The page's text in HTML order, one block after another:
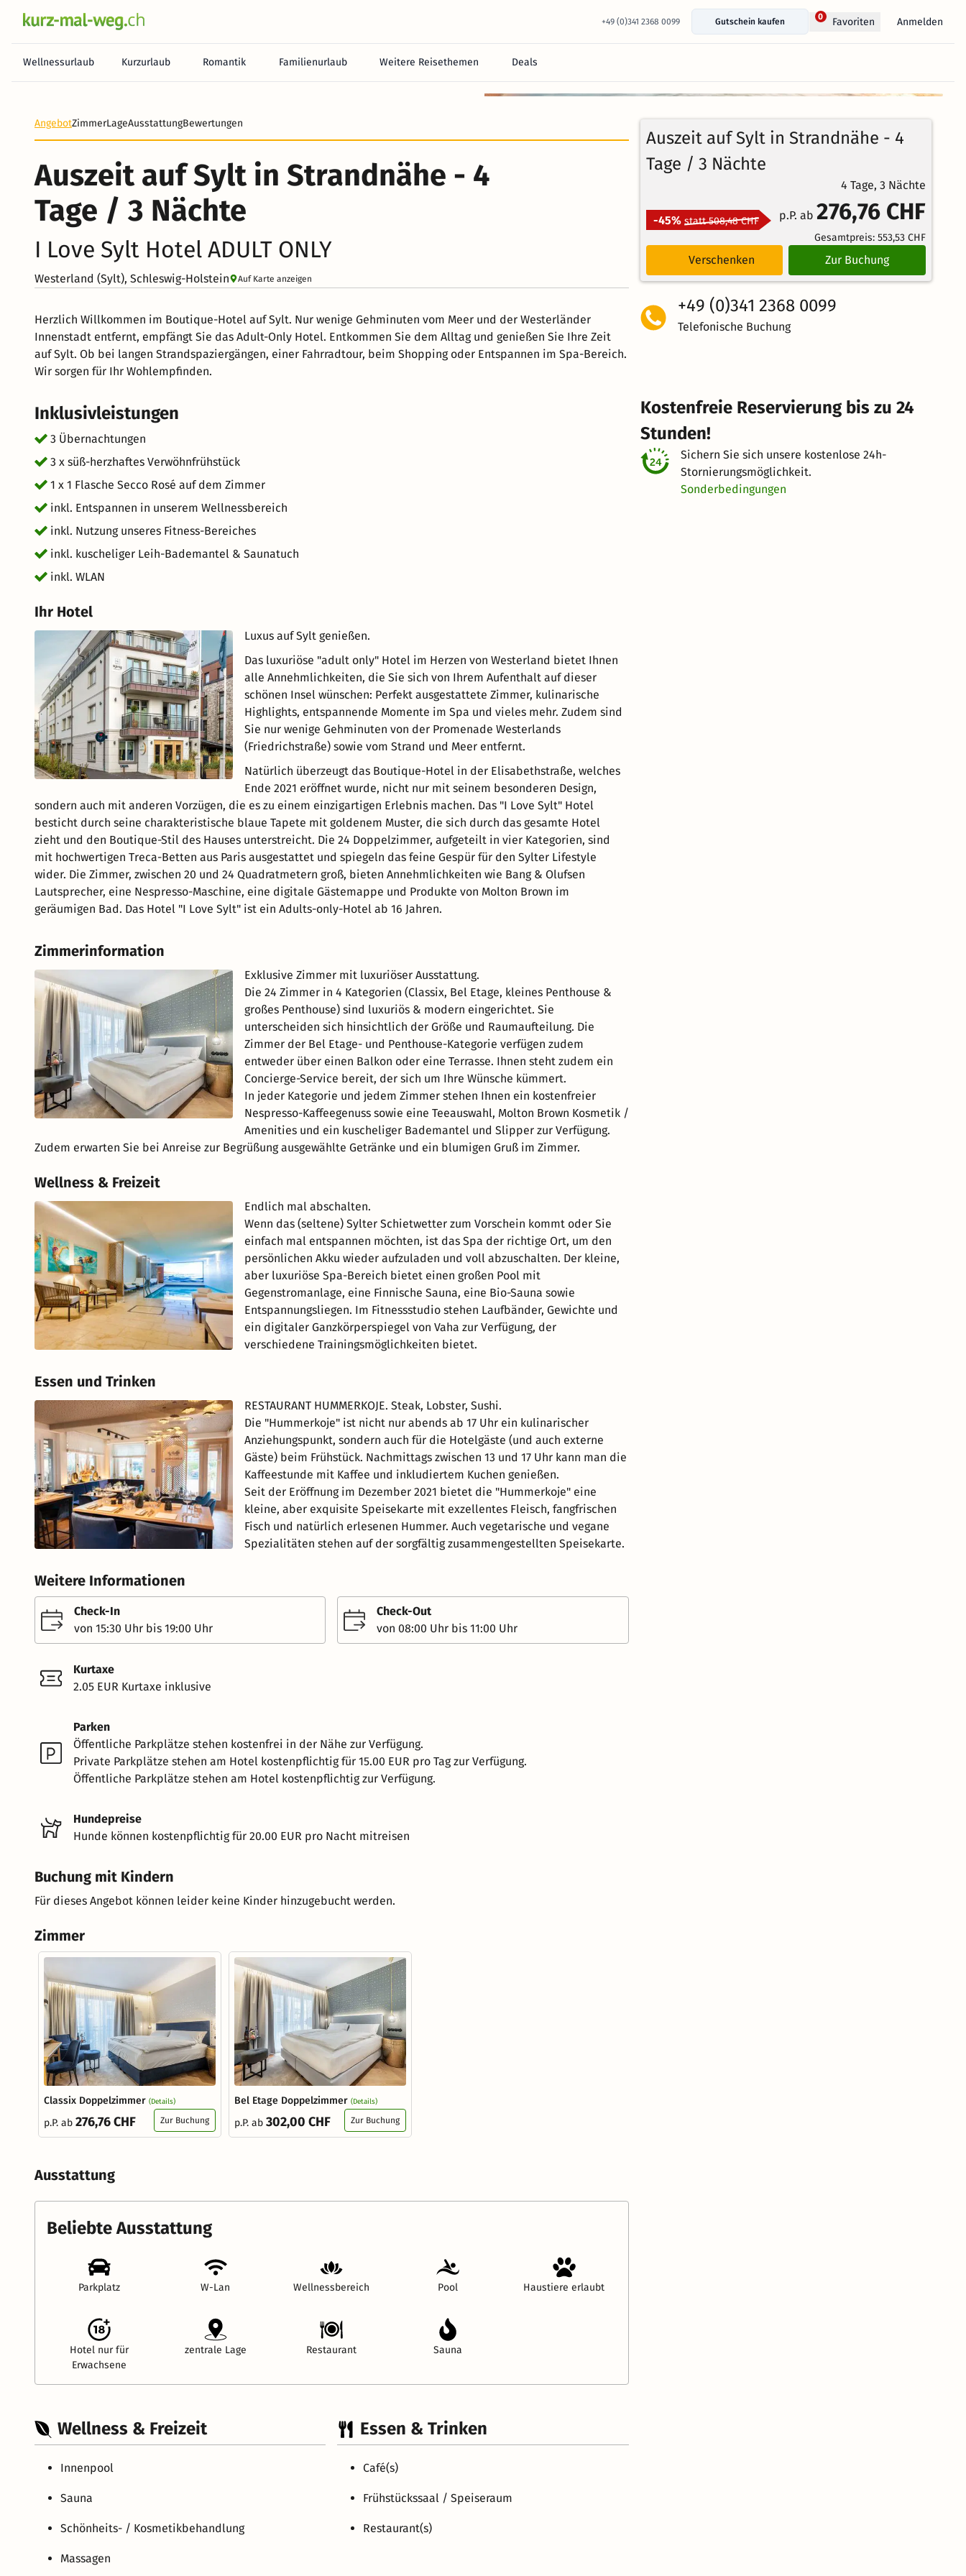
+49 (0)341 2368 0099 Gutschein kaufen
0 Favoriten Anmelden
Wellnessurlaub Kurzurlaub Romantik Familienurlaub Weitere Reisethemen Deals
Heute noch keine Zahlung erforderlich! Zahlen Sie bequem im Hotel. 100%
Bewertungen
AngebotZimmerLageAusstattungBewertungen
Auszeit auf Sylt in Strandnähe - 4
Tage / 3 Nächte
I Love Sylt Hotel ADULT ONLY
Westerland (Sylt), Schleswig-Holstein Auf Karte anzeigen
Herzlich Willkommen im Boutique-Hotel auf Sylt. Nur wenige Gehminuten vom Meer und der Westerländer
Innenstadt entfernt, empfängt Sie das Adult-Only Hotel. Entkommen Sie dem Alltag und genießen Sie Ihre Zeit
auf Sylt. Ob bei langen Strandspaziergängen, einer Fahrradtour, beim Shopping oder Entspannen im Spa-Bereich.
Wir sorgen für Ihr Wohlempfinden.
Inklusivleistungen
3 Übernachtungen
3 x süß-herzhaftes Verwöhnfrühstück
1 x 1 Flasche Secco Rosé auf dem Zimmer
inkl. Entspannen in unserem Wellnessbereich
inkl. Nutzung unseres Fitness-Bereiches
inkl. kuscheliger Leih-Bademantel & Saunatuch
inkl. WLAN
Ihr Hotel
Luxus auf Sylt genießen.
Das luxuriöse "adult only" Hotel im Herzen von Westerland bietet Ihnen
alle Annehmlichkeiten, die Sie sich von Ihrem Aufenthalt auf dieser
schönen Insel wünschen: Perfekt ausgestattete Zimmer, kulinarische
Highlights, entspannende Momente im Spa und vieles mehr. Zudem sind
Sie nur wenige Gehminuten von der Promenade Westerlands
(Friedrichstraße) sowie vom Strand und Meer entfernt.
Natürlich überzeugt das Boutique-Hotel in der Elisabethstraße, welches
Ende 2021 eröffnet wurde, nicht nur mit seinem besonderen Design,
sondern auch mit anderen Vorzügen, die es zu einem einzigartigen Erlebnis machen. Das "I Love Sylt" Hotel
besticht durch seine charakteristische blaue Tapete mit goldenem Muster, die sich durch das gesamte Hotel
zieht und den Boutique-Stil des Hauses unterstreicht. Die 24 Doppelzimmer, aufgeteilt in vier Kategorien, sind
mit hochwertigen Treca-Betten aus Paris ausgestattet und spiegeln das feine Gespür für den Sylter Lifestyle
wider. Die Zimmer, zwischen 20 und 24 Quadratmetern groß, bieten Annehmlichkeiten wie Bang & Olufsen
Lautsprecher, eine Nespresso-Maschine, eine digitale Gästemappe und Produkte von Molton Brown im
geräumigen Bad. Das Hotel "I Love Sylt" ist ein Adults-only-Hotel ab 16 Jahren.
Zimmerinformation
Exklusive Zimmer mit luxuriöser Ausstattung.
Die 24 Zimmer in 4 Kategorien (Classix, Bel Etage, kleines Penthouse &
großes Penthouse) sind luxuriös & modern eingerichtet. Sie
unterscheiden sich hinsichtlich der Größe und Raumaufteilung. Die
Zimmer der Bel Etage- und Penthouse-Kategorie verfügen zudem
entweder über einen Balkon oder eine Terrasse. Ihnen steht zudem ein
Concierge-Service bereit, der sich um Ihre Wünsche kümmert.
In jeder Kategorie und jedem Zimmer stehen Ihnen ein kostenfreier
Nespresso-Kaffeegenuss sowie eine Teeauswahl, Molton Brown Kosmetik /
Amenities und ein kuscheliger Bademantel und Slipper zur Verfügung.
Zudem erwarten Sie bei Anreise zur Begrüßung ausgewählte Getränke und ein blumigen Gruß im Zimmer.
Wellness & Freizeit
Endlich mal abschalten.
Wenn das (seltene) Sylter Schietwetter zum Vorschein kommt oder Sie
einfach mal entspannen möchten, ist das Spa der richtige Ort, um den
persönlichen Akku wieder aufzuladen und voll abzuschalten. Der kleine,
aber luxuriöse Spa-Bereich bietet einen großen Pool mit
Gegenstromanlage, eine Finnische Sauna, eine Bio-Sauna sowie
Entspannungsliegen. Im Fitnessstudio stehen Laufbänder, Gewichte und
ein digitaler Ganzkörperspiegel von Vaha zur Verfügung, der
verschiedene Trainingsmöglichkeiten bietet.
Essen und Trinken
RESTAURANT HUMMERKOJE. Steak, Lobster, Sushi.
Die "Hummerkoje" ist nicht nur abends ab 17 Uhr ein kulinarischer
Anziehungspunkt, sondern auch für die Hotelgäste (und auch externe
Gäste) beim Frühstück. Nachmittags zwischen 13 und 17 Uhr kann man die
Kaffeestunde mit Kaffee und inkludiertem Kuchen genießen.
Seit der Eröffnung im Dezember 2021 bietet die "Hummerkoje" eine
kleine, aber exquisite Speisekarte mit exzellentes Fleisch, fangfrischen
Fisch und natürlich erlesenen Hummer. Auch vegetarische und vegane
Spezialitäten stehen auf der sorgfältig zusammengestellten Speisekarte.
Weitere Informationen
Check-In
von 15:30 Uhr bis 19:00 Uhr
Check-Out
von 08:00 Uhr bis 11:00 Uhr
Kurtaxe
2.05 EUR Kurtaxe inklusive
Parken
Öffentliche Parkplätze stehen kostenfrei in der Nähe zur Verfügung.
Private Parkplätze stehen am Hotel kostenpflichtig für 15.00 EUR pro Tag zur Verfügung.
Öffentliche Parkplätze stehen am Hotel kostenpflichtig zur Verfügung.
Hundepreise
Hunde können kostenpflichtig für 20.00 EUR pro Nacht mitreisen
Buchung mit Kindern
Für dieses Angebot können leider keine Kinder hinzugebucht werden.
Zimmer
Classix Doppelzimmer (Details)
p.P. ab 276,76 CHF Zur Buchung
Bel Etage Doppelzimmer (Details)
p.P. ab 302,00 CHF Zur Buchung
Ausstattung
Beliebte Ausstattung
Parkplatz W-Lan Wellnessbereich Pool Haustiere erlaubt
Hotel nur für
Erwachsene
zentrale Lage Restaurant Sauna
Wellness & Freizeit
Innenpool
Sauna
Schönheits- / Kosmetikbehandlung
Massagen
Essen & Trinken
Café(s)
Frühstückssaal / Speiseraum
Restaurant(s)
Auszeit auf Sylt in Strandnähe - 4
Tage / 3 Nächte
4 Tage, 3 Nächte
-45% statt 508,48 CHF p.P. ab 276,76 CHF
Gesamtpreis: 553,53 CHF
Verschenken Zur Buchung
+49 (0)341 2368 0099
Telefonische Buchung
Kostenfreie Reservierung bis zu 24
Stunden!
Sichern Sie sich unsere kostenlose 24h-
Stornierungsmöglichkeit.
Sonderbedingungen